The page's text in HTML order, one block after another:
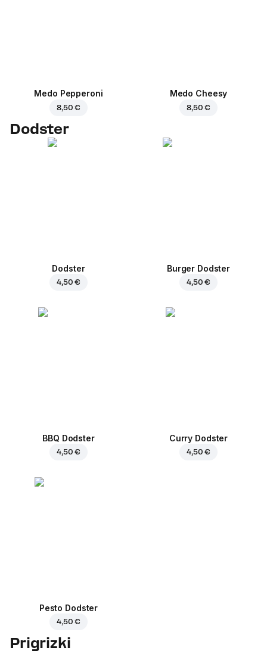
Medo Pepperoni
8,50 €
Medo Cheesy
8,50 €
Dodster
Dodster
4,50 €
Burger Dodster
4,50 €
BBQ Dodster
4,50 €
Curry Dodster
4,50 €
Pesto Dodster
4,50 €
Prigrizki